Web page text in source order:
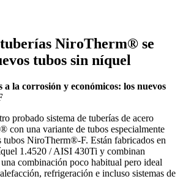
NiroTherm® se
tubos sin níquel
a la corrosión y económicos: los nuevos
probado sistema de tuberías de acero
con una variante de tubos especialmente
tubos NiroTherm®-F. Están fabricados en
1.4520 / AISI 430Ti y combinan
combinación poco habitual pero ideal
refrigeración e incluso sistemas de